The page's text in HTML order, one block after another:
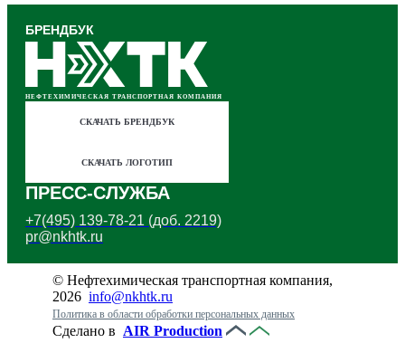
БРЕНДБУК
НЕФТЕХИМИЧЕСКАЯ ТРАНСПОРТНАЯ КОМПАНИЯ
СКАЧАТЬ БРЕНДБУК
СКАЧАТЬ ЛОГОТИП
ПРЕСС-СЛУЖБА
+7(495) 139-78-21 (доб. 2219)
pr@nkhtk.ru
© Нефтехимическая транспортная компания,
2026 info@nkhtk.ru
Политика в области обработки персональных данных
Сделано в AIR Production